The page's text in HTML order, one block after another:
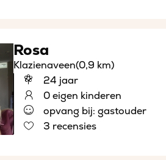
Rosa
Klazienaveen(0,9 km)
24 jaar
0 eigen kinderen
opvang bij: gastouder
3 recensies